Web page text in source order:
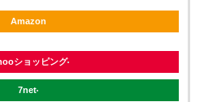
Amazon
ショッピング
7net